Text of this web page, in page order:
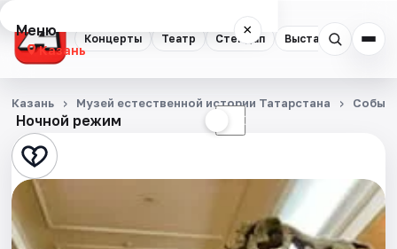
Концерты Театр Стендап Выставки
Меню ×
Казань
Концерты
Театр
Стендап
Выставки
Ночной режим ☾
Казань Музей естественной истории Татарстана